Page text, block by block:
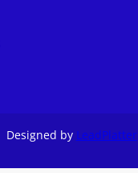
Designed by LeadPlatter